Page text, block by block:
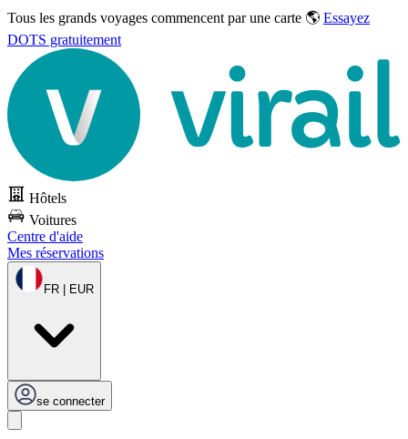
Tous les grands voyages commencent par une carte 🌎 Essayez
DOTS gratuitement
Hôtels
Voitures
Centre d'aide
Mes réservations
FR | EUR
se connecter